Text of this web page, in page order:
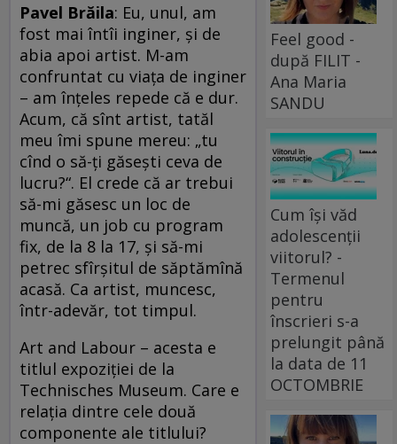
Pavel Brăila: Eu, unul, am
fost mai întîi inginer, şi de
abia apoi artist. M-am
confruntat cu viaţa de inginer
– am înţeles repede că e dur.
Acum, că sînt artist, tatăl
meu îmi spune mereu: „tu
cînd o să-ţi găseşti ceva de
lucru?“. El crede că ar trebui
să-mi găsesc un loc de
muncă, un job cu program
fix, de la 8 la 17, şi să-mi
petrec sfîrşitul de săptămînă
acasă. Ca artist, muncesc,
într-adevăr, tot timpul.
Art and Labour – acesta e
titlul expoziţiei de la
Technisches Museum. Care e
relaţia dintre cele două
componente ale titlului?
Feel good -
după FILIT -
Ana Maria
SANDU
Cum își văd
adolescenții
viitorul? -
Termenul
pentru
înscrieri s-a
prelungit până
la data de 11
OCTOMBRIE